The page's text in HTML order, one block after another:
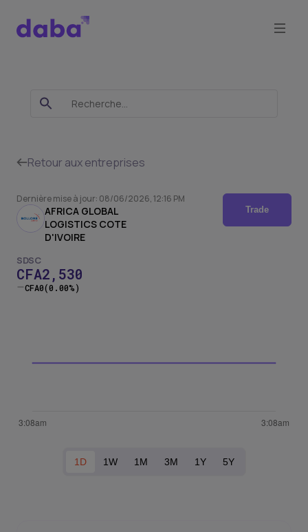
SDSC
Bollore
&
Logistics
Retour aux entreprises
Dernière mise à jour: 08/06/2026, 12:16 PM
AFRICA GLOBAL
LOGISTICS COTE
D'IVOIRE
SDSC
CFA2,530
CFA0(0.00%)
Trade
1D 1W 1M 3M 1Y 5Y